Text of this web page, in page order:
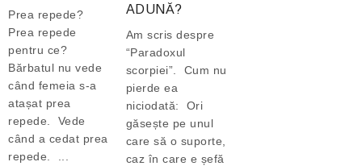
Prea repede?
Prea repede
pentru ce?
Bărbatul nu vede
când femeia s-a
atașat prea
repede. Vede
când a cedat prea
repede. ...
ADUNĂ?
Am scris despre
“Paradoxul
scorpiei”. Cum nu
pierde ea
niciodată: Ori
găsește pe unul
care să o suporte,
caz în care e șefă